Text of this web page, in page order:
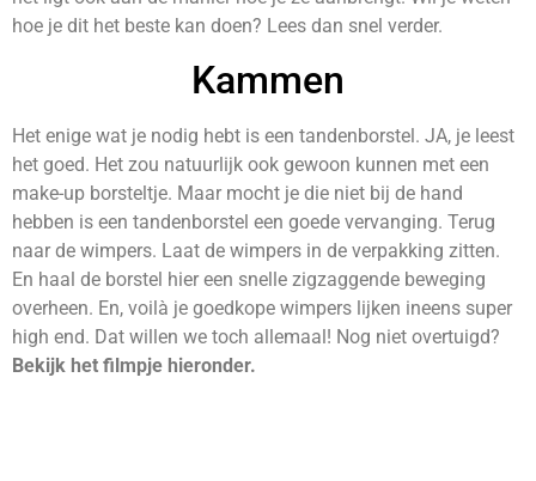
hoe je dit het beste kan doen? Lees dan snel verder.
Kammen
Het enige wat je nodig hebt is een tandenborstel. JA, je leest
het goed. Het zou natuurlijk ook gewoon kunnen met een
make-up borsteltje. Maar mocht je die niet bij de hand
hebben is een tandenborstel een goede vervanging. Terug
naar de wimpers. Laat de wimpers in de verpakking zitten.
En haal de borstel hier een snelle zigzaggende beweging
overheen. En, voilà je goedkope wimpers lijken ineens super
high end. Dat willen we toch allemaal! Nog niet overtuigd?
Bekijk het filmpje hieronder.